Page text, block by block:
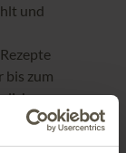
und
bis zum